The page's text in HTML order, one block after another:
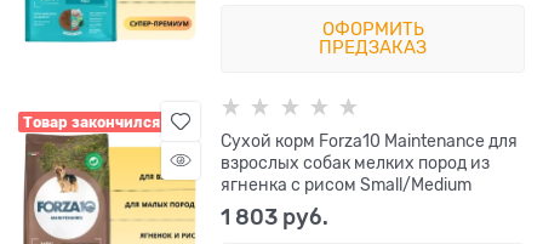
ОФОРМИТЬ
ПРЕДЗАКАЗ
Товар закончился
Сухой корм Forza10 Maintenance для
взрослых собак мелких пород из
ягненка с рисом Small/Medium
1 803 руб.